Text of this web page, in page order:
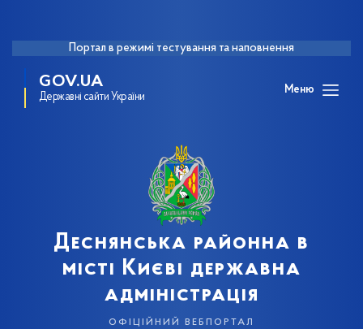
Портал в режимі тестування та наповнення
GOV.UA
Державні сайти України
Меню
Деснянська районна в
місті Києві державна
адміністрація
офіційний вебпортал